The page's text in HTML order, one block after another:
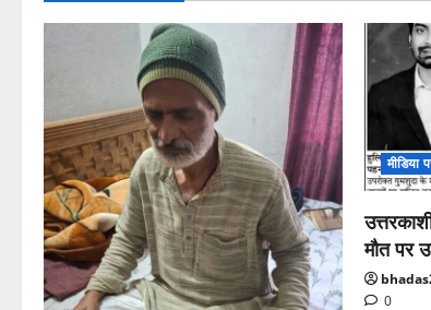
मीडिया
मौत पर
0